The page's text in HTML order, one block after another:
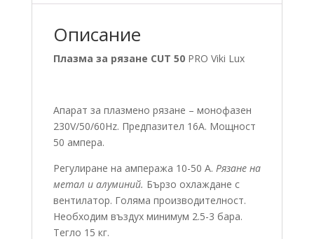
Описание
Плазма за рязане CUT 50PRO Viki Lux
Апарат за плазмено рязане – монофазен
230V/50/60Hz. Предпазител 16A. Мощност
50 ампера.
Регулиране на ампеража 10-50 A. Рязане на
метал и алуминий. Бързо охлаждане с
вентилатор. Голяма производителност.
Необходим въздух минимум 2.5-3 бара.
Тегло 15 кг.